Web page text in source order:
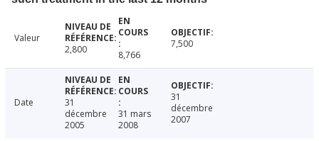
Valeur
2,800
8,766
7,500
Date
31
décembre
2005
31 mars
2008
31
décembre
2007